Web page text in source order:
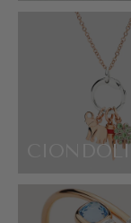
CIONDOLI